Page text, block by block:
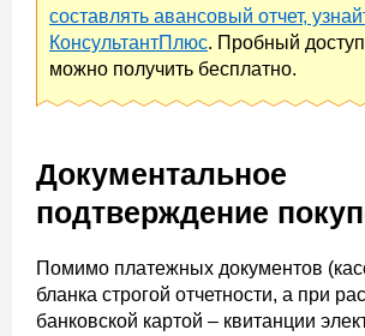
составлять авансовый отчет,
КонсультантПлюс. Пробный
можно получить бесплатно.
Документальное
подтверждение
Помимо платежных документов
бланка строгой отчетности, а при
банковской картой – квитанции